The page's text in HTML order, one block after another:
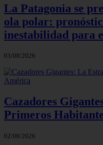
La Patagonia se
ola polar:
inestabilidad para
03/08/2026
Cazadores
Primeros
02/08/2026